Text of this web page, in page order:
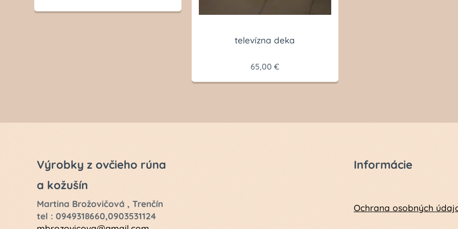
televízna deka
65,00 €
Výrobky z ovčieho rúna
a kožušín
Martina Brožovičová , Trenčín
tel : 0949318660,0903531124
Informácie
Ochrana osobných